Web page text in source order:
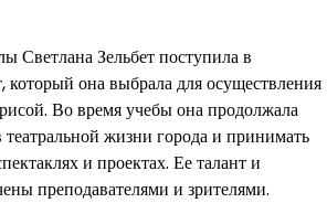
Светлана Зельбет поступила в
который она выбрала для осуществления
Во время учебы она продолжала
театральной жизни города и принимать
и проектах. Ее талант и
преподавателями и зрителями.